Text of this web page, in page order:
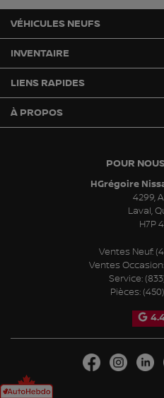
POUR
HGrégoire
4299,
Laval,
H7P
Ventes Neuf:
Ventes Occasion:
Service:
Pièces:
VÉHICULES NEUFS
INVENTAIRE
LIENS RAPIDES
À PROPOS